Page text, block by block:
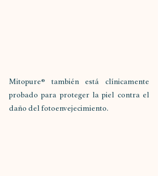
Mitopure® también está clínicamente
probado para proteger la piel contra el
daño del fotoenvejecimiento.